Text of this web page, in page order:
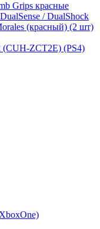
Grips красные
/ DualShock
(красный) (2 шт)
(CUH-ZCT2E) (PS4)